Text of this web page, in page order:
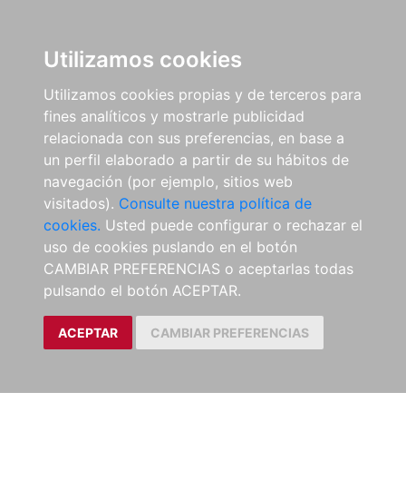
Utilizamos cookies
Utilizamos cookies propias y de terceros para
fines analíticos y mostrarle publicidad
relacionada con sus preferencias, en base a
un perfil elaborado a partir de su hábitos de
navegación (por ejemplo, sitios web
visitados). Consulte nuestra política de
cookies. Usted puede configurar o rechazar el
uso de cookies puslando en el botón
CAMBIAR PREFERENCIAS o aceptarlas todas
pulsando el botón ACEPTAR.
ACEPTAR CAMBIAR PREFERENCIAS